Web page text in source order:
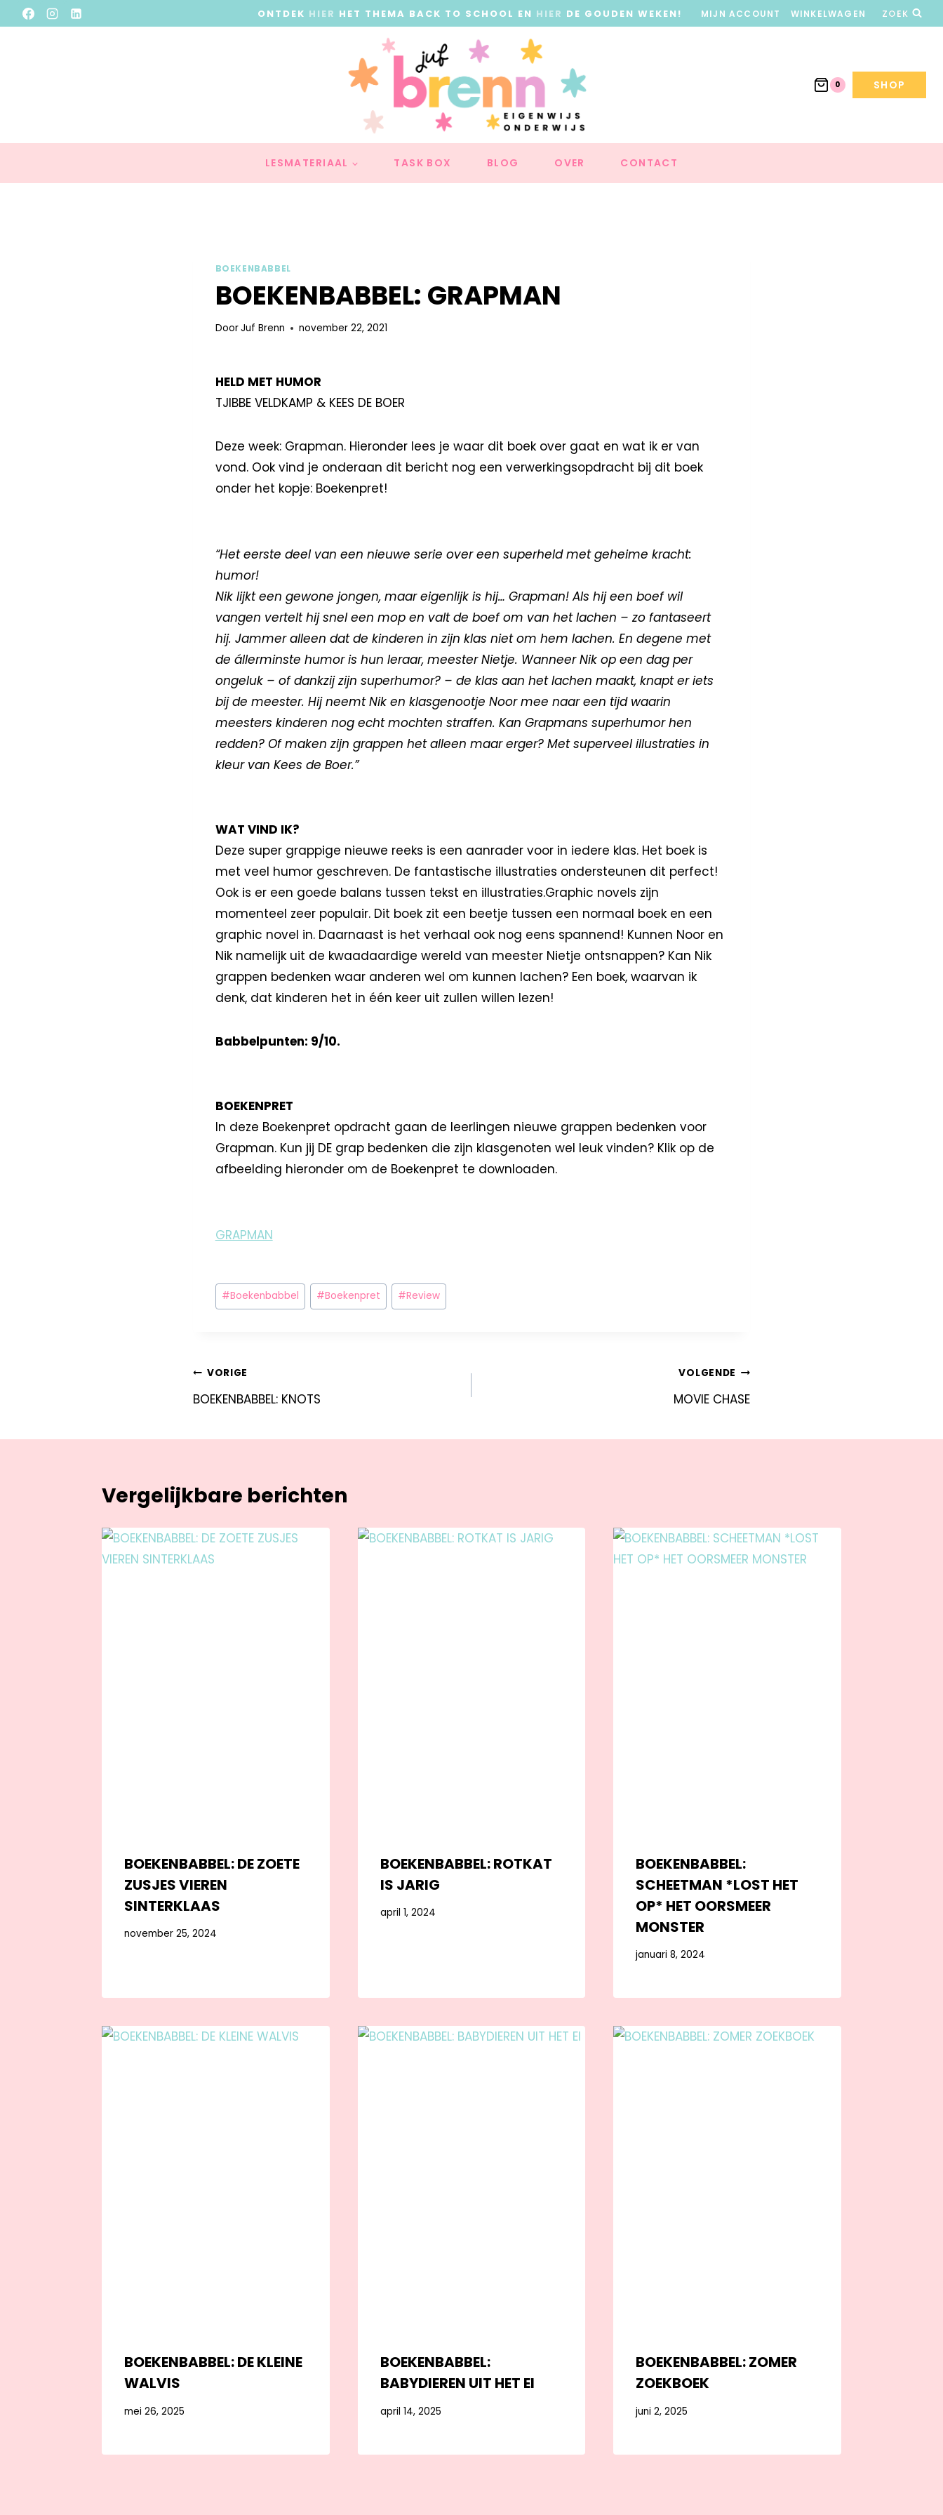
ONTDEK HIER HET THEMA BACK TO SCHOOL EN HIER DE GOUDEN WEKEN! MIJN ACCOUNT WINKELWAGEN ZOEK
0 SHOP
LESMATERIAAL TASK BOX BLOG OVER CONTACT
BOEKENBABBEL
BOEKENBABBEL: GRAPMAN
DoorJuf Brenn november 22, 2021
HELD MET HUMOR
TJIBBE VELDKAMP & KEES DE BOER
Deze week: Grapman. Hieronder lees je waar dit boek over gaat en wat ik er van
vond. Ook vind je onderaan dit bericht nog een verwerkingsopdracht bij dit boek
onder het kopje: Boekenpret!
“Het eerste deel van een nieuwe serie over een superheld met geheime kracht:
humor!
Nik lijkt een gewone jongen, maar eigenlijk is hij… Grapman! Als hij een boef wil
vangen vertelt hij snel een mop en valt de boef om van het lachen – zo fantaseert
hij. Jammer alleen dat de kinderen in zijn klas niet om hem lachen. En degene met
de állerminste humor is hun leraar, meester Nietje. Wanneer Nik op een dag per
ongeluk – of dankzij zijn superhumor? – de klas aan het lachen maakt, knapt er iets
bij de meester. Hij neemt Nik en klasgenootje Noor mee naar een tijd waarin
meesters kinderen nog echt mochten straffen. Kan Grapmans superhumor hen
redden? Of maken zijn grappen het alleen maar erger? Met superveel illustraties in
kleur van Kees de Boer.”
WAT VIND IK?
Deze super grappige nieuwe reeks is een aanrader voor in iedere klas. Het boek is
met veel humor geschreven. De fantastische illustraties ondersteunen dit perfect!
Ook is er een goede balans tussen tekst en illustraties.Graphic novels zijn
momenteel zeer populair. Dit boek zit een beetje tussen een normaal boek en een
graphic novel in. Daarnaast is het verhaal ook nog eens spannend! Kunnen Noor en
Nik namelijk uit de kwaadaardige wereld van meester Nietje ontsnappen? Kan Nik
grappen bedenken waar anderen wel om kunnen lachen? Een boek, waarvan ik
denk, dat kinderen het in één keer uit zullen willen lezen!
Babbelpunten: 9/10.
BOEKENPRET
In deze Boekenpret opdracht gaan de leerlingen nieuwe grappen bedenken voor
Grapman. Kun jij DE grap bedenken die zijn klasgenoten wel leuk vinden? Klik op de
afbeelding hieronder om de Boekenpret te downloaden.
GRAPMAN
#Boekenbabbel #Boekenpret #Review
VORIGE
BOEKENBABBEL: KNOTS
VOLGENDE
MOVIE CHASE
Vergelijkbare berichten
BOEKENBABBEL: DE ZOETE
ZUSJES VIEREN
SINTERKLAAS
november 25, 2024
BOEKENBABBEL: ROTKAT
IS JARIG
april 1, 2024
BOEKENBABBEL:
SCHEETMAN *LOST HET
OP* HET OORSMEER
MONSTER
januari 8, 2024
BOEKENBABBEL: DE KLEINE
WALVIS
mei 26, 2025
BOEKENBABBEL:
BABYDIEREN UIT HET EI
april 14, 2025
BOEKENBABBEL: ZOMER
ZOEKBOEK
juni 2, 2025